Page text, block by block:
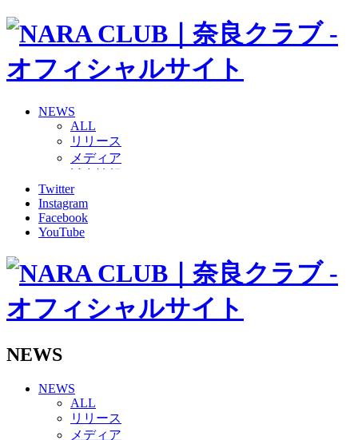
NEWS
ALL
リリース
メディア
グッズ
ファンコミュニティ
普及・育成
ホームタウン
その他
2026/27トップチーム
2026/27トップチームスタッフ
ボランティアチーム「volundeer」
ビクトリーロード
HOMEGAME
Twitter
Instagram
Facebook
YouTube
NEWS
NEWS
ALL
リリース
メディア